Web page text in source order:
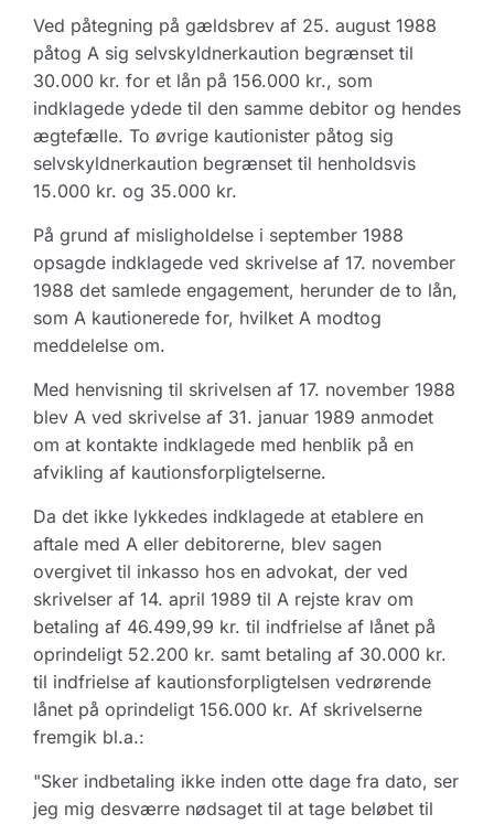
Ved påtegning på gældsbrev af 25. august 1988
påtog A sig selvskyldnerkaution begrænset til
30.000 kr. for et lån på 156.000 kr., som
indklagede ydede til den samme debitor og hendes
ægtefælle. To øvrige kautionister påtog sig
selvskyldnerkaution begrænset til henholdsvis
15.000 kr. og 35.000 kr.
På grund af misligholdelse i september 1988
opsagde indklagede ved skrivelse af 17. november
1988 det samlede engagement, herunder de to lån,
som A kautionerede for, hvilket A modtog
meddelelse om.
Med henvisning til skrivelsen af 17. november 1988
blev A ved skrivelse af 31. januar 1989 anmodet
om at kontakte indklagede med henblik på en
afvikling af kautionsforpligtelserne.
Da det ikke lykkedes indklagede at etablere en
aftale med A eller debitorerne, blev sagen
overgivet til inkasso hos en advokat, der ved
skrivelser af 14. april 1989 til A rejste krav om
betaling af 46.499,99 kr. til indfrielse af lånet på
oprindeligt 52.200 kr. samt betaling af 30.000 kr.
til indfrielse af kautionsforpligtelsen vedrørende
lånet på oprindeligt 156.000 kr. Af skrivelserne
fremgik bl.a.:
"Sker indbetaling ikke inden otte dage fra dato, ser
jeg mig desværre nødsaget til at tage beløbet til